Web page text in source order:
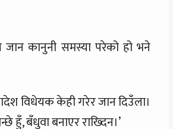
जान कानुनी समस्या परेको हो भने
विधेयक केही गरेर जान दिउँला।
हुँ, बँधुवा बनाएर राख्दिन।’